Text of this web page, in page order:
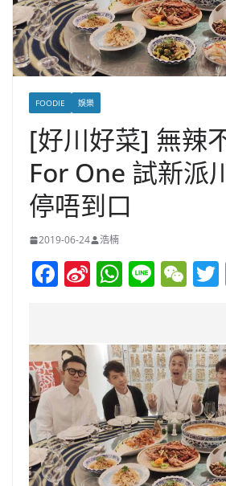
FOODIE 娛樂
[好川好菜] 無辣
For One 試新派
停唔到口
2019-06-24 浩楠
F
e
b
o
o
k
Si
W
ei
b
o
W
s
A
p
p
Li W
h
at